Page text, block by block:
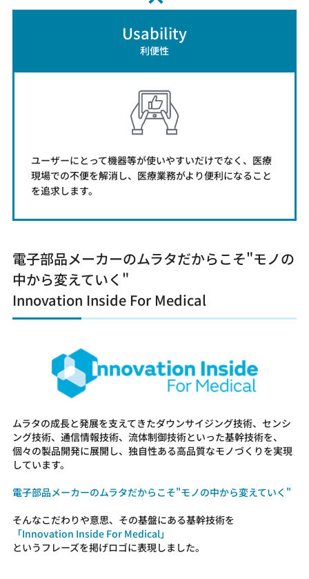
Usability
利便性
ユーザーにとって機器等が使いやすいだけでなく、医療
現場での不便を解消し、医療業務がより便利になること
を追求します。
電子部品メーカーのムラタだからこそ"モノの
中から変えていく"
Innovation Inside For Medical
ムラタの成長と発展を支えてきたダウンサイジング技術、センシ
ング技術、通信情報技術、流体制御技術といった基幹技術を、
個々の製品開発に展開し、独自性ある高品質なモノづくりを実現
しています。
電子部品メーカーのムラタだからこそ"モノの中から変えていく"
そんなこだわりや意思、その基盤にある基幹技術を
「Innovation Inside For Medical」
というフレーズを掲げロゴに表現しました。